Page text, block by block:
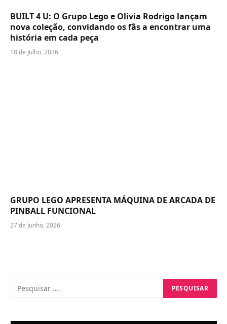
BUILT 4 U: O Grupo Lego e Olivia Rodrigo lançam
nova coleção, convidando os fãs a encontrar uma
história em cada peça
18 de Julho, 2026
GRUPO LEGO APRESENTA MÁQUINA DE ARCADA DE
PINBALL FUNCIONAL
27 de Junho, 2026